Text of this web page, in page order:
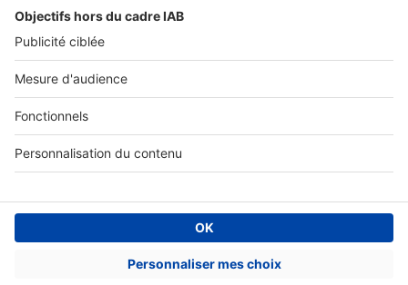
Annuaire des professionnels
Déposer une annonce sur SeLoger
SELOGER NEUF
Conditions Générales d'Utilisation
Découvrez notre offre
© 2026 - SeLogerNeuf.com